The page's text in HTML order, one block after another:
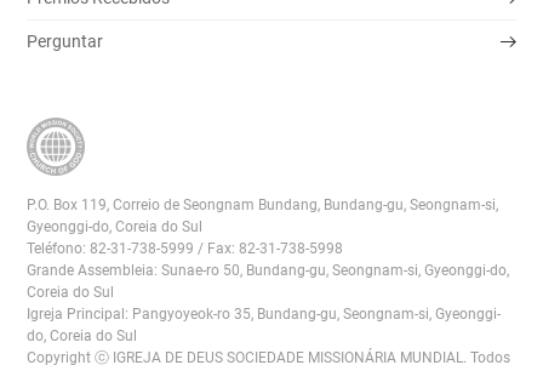
Perguntar
P.O. Box 119, Correio de Seongnam Bundang, Bundang-gu, Seongnam-si,
Gyeonggi-do, Coreia do Sul
Teléfono: 82-31-738-5999 / Fax: 82-31-738-5998
Grande Assembleia: Sunae-ro 50, Bundang-gu, Seongnam-si, Gyeonggi-do,
Coreia do Sul
Igreja Principal: Pangyoyeok-ro 35, Bundang-gu, Seongnam-si, Gyeonggi-
do, Coreia do Sul
Copyright ⓒ IGREJA DE DEUS SOCIEDADE MISSIONÁRIA MUNDIAL. Todos